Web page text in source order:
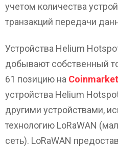
учетом количества
транзакций передачи
Устройства Helium
добывают собственный
61 позицию на
устройства Helium
другими устройствами,
технологию LoRaWAN
сеть). LoRaWAN